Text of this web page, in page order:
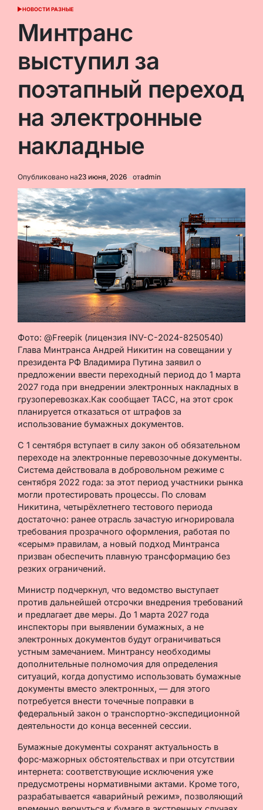
ОПУБЛИКОВАНО
НОВОСТИ РАЗНЫЕ
Минтранс
выступил за
поэтапный переход
на электронные
накладные
Опубликовано на23 июня, 2026 отadmin
Фото: @Freepik (лицензия INV-C-2024-8250540)
Глава Минтранса Андрей Никитин на совещании у
президента РФ Владимира Путина заявил о
предложении ввести переходный период до 1 марта
2027 года при внедрении электронных накладных в
грузоперевозках.Как сообщает ТАСС, на этот срок
планируется отказаться от штрафов за
использование бумажных документов.
С 1 сентября вступает в силу закон об обязательном
переходе на электронные перевозочные документы.
Система действовала в добровольном режиме с
сентября 2022 года: за этот период участники рынка
могли протестировать процессы. По словам
Никитина, четырёхлетнего тестового периода
достаточно: ранее отрасль зачастую игнорировала
требования прозрачного оформления, работая по
«серым» правилам, а новый подход Минтранса
призван обеспечить плавную трансформацию без
резких ограничений.
Министр подчеркнул, что ведомство выступает
против дальнейшей отсрочки внедрения требований
и предлагает две меры. До 1 марта 2027 года
инспекторы при выявлении бумажных, а не
электронных документов будут ограничиваться
устным замечанием. Минтрансу необходимы
дополнительные полномочия для определения
ситуаций, когда допустимо использовать бумажные
документы вместо электронных, — для этого
потребуется внести точечные поправки в
федеральный закон о транспортно‑экспедиционной
деятельности до конца весенней сессии.
Бумажные документы сохранят актуальность в
форс‑мажорных обстоятельствах и при отсутствии
интернета: соответствующие исключения уже
предусмотрены нормативными актами. Кроме того,
разрабатывается «аварийный режим», позволяющий